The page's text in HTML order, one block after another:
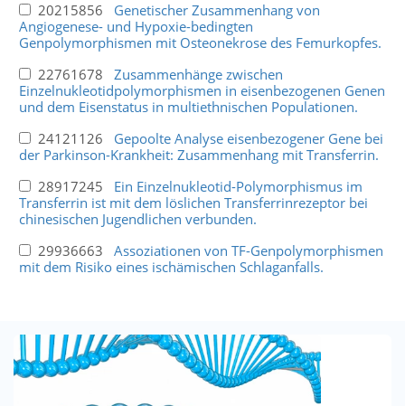
20215856 Genetischer Zusammenhang von
Angiogenese- und Hypoxie-bedingten
Genpolymorphismen mit Osteonekrose des Femurkopfes.
22761678 Zusammenhänge zwischen
Einzelnukleotidpolymorphismen in eisenbezogenen Genen
und dem Eisenstatus in multiethnischen Populationen.
24121126 Gepoolte Analyse eisenbezogener Gene bei
der Parkinson-Krankheit: Zusammenhang mit Transferrin.
28917245 Ein Einzelnukleotid-Polymorphismus im
Transferrin ist mit dem löslichen Transferrinrezeptor bei
chinesischen Jugendlichen verbunden.
29936663 Assoziationen von TF-Genpolymorphismen
mit dem Risiko eines ischämischen Schlaganfalls.